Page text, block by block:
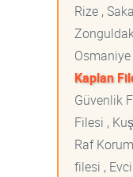
Rize ,
Kaplan
Güvenlik
Filesi ,
Raf
filesi ,